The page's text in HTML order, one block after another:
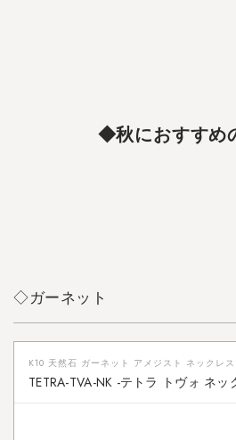
◆秋におすすめ
◇ガーネット
K10 天然石 ガーネット アメジスト ネックレス
TETRA-TVA-NK -テトラ トヴォ ネッ